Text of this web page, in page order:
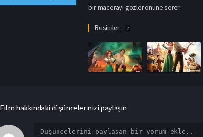
bir macerayı gözler önüne serer.
Resimler 2
Film hakkındaki düşüncelerinizi paylaşın